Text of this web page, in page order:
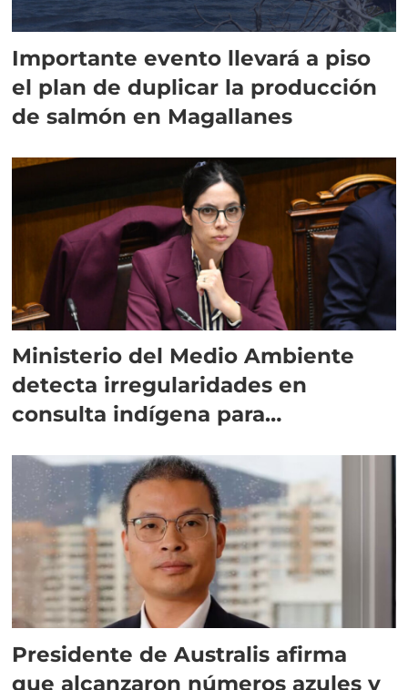
Importante evento llevará a piso
el plan de duplicar la producción
de salmón en Magallanes
Ministerio del Medio Ambiente
detecta irregularidades en
consulta indígena para
Presidente de Australis afirma
que alcanzaron números azules y